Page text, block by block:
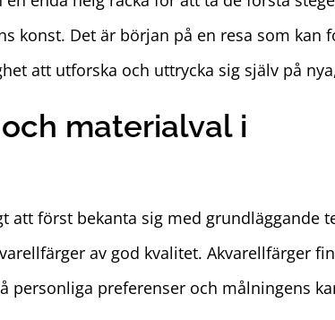
konst. Det är början på en resa som kan
att utforska och uttrycka sig själv på
materialval i
att först bekanta sig med grundläggande
av god kvalitet. Akvarellfärger
personliga preferenser och målningens